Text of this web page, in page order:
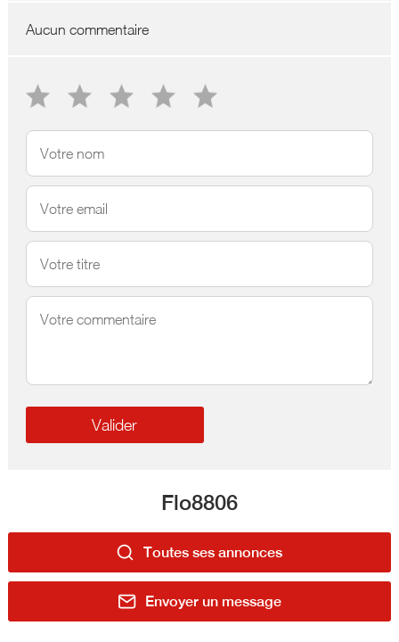
Aucun commentaire
Flo8806
Toutes ses annonces
Envoyer un message